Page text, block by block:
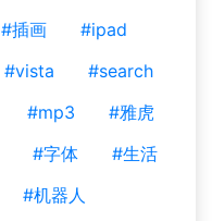
#插画
#ipad
#vista
#search
#mp3
#雅虎
#字体
#生活
#机器人